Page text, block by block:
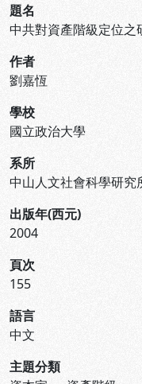
題名
中共對資產階級定位之
作者
劉嘉恆
學校
國立政治大學
系所
中山人文社會科學研究
出版年(西元)
2004
頁次
155
語言
中文
主題分類